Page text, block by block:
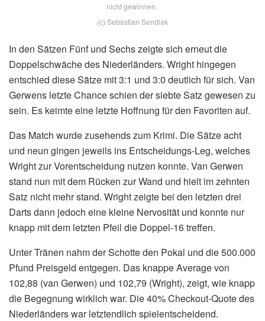
nicht gewinnen.
(c) Sebastian Sendlak
In den Sätzen Fünf und Sechs zeigte sich erneut die
Doppelschwäche des Niederländers. Wright hingegen
entschied diese Sätze mit 3:1 und 3:0 deutlich für sich. Van
Gerwens letzte Chance schien der siebte Satz gewesen zu
sein. Es keimte eine letzte Hoffnung für den Favoriten auf.
Das Match wurde zusehends zum Krimi. Die Sätze acht
und neun gingen jeweils ins Entscheidungs-Leg, welches
Wright zur Vorentscheidung nutzen konnte. Van Gerwen
stand nun mit dem Rücken zur Wand und hielt im zehnten
Satz nicht mehr stand. Wright zeigte bei den letzten drei
Darts dann jedoch eine kleine Nervosität und konnte nur
knapp mit dem letzten Pfeil die Doppel-16 treffen.
Unter Tränen nahm der Schotte den Pokal und die 500.000
Pfund Preisgeld entgegen. Das knappe Average von
102,88 (van Gerwen) und 102,79 (Wright), zeigt, wie knapp
die Begegnung wirklich war. Die 40% Checkout-Quote des
Niederländers war letztendlich spielentscheidend.